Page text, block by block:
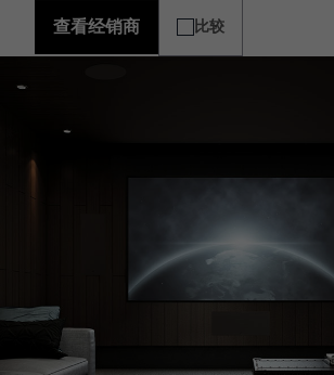
查看经销商 比较